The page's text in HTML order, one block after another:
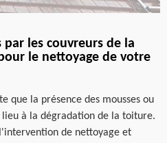
par les couvreurs de la
le nettoyage de votre
que la présence des mousses ou
à la dégradation de la toiture.
de nettoyage et